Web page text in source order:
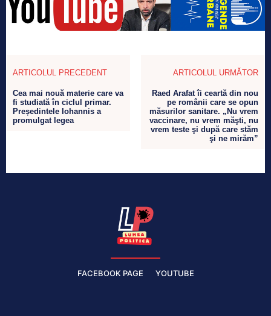
ARTICOLUL PRECEDENT
Cea mai nouă materie care va
fi studiată în ciclul primar.
Președintele Iohannis a
promulgat legea
ARTICOLUL URMĂTOR
Raed Arafat îi ceartă din nou
pe românii care se opun
măsurilor sanitare. „Nu vrem
vaccinare, nu vrem măşti, nu
vrem teste şi după care stăm
şi ne mirăm”
FACEBOOK PAGE YOUTUBE